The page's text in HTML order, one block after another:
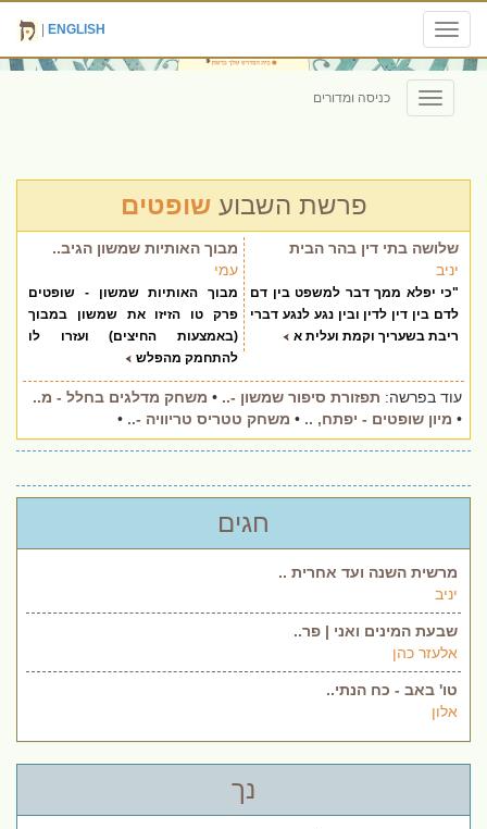
Toggle
navigation
ENGLISH
Toggle
navigation
כניסה ומדורים
פרשת השבועשופטים
שלושה בתי דין בהר הבית
יניב
"כי יפלא ממך דבר למשפט בין דם
לדם בין דין לדין ובין נגע לנגע דברי
ריבת בשעריך וקמת ועלית א
מבוך האותיות שמשון הגיב..
עמי
מבוך האותיות שמשון - שופטים
פרק טו הזיזו את שמשון במבוך
(באמצעות החיצים) ועזרו לו
להתחמק מהפלש
עוד בפרשה: תפזורת סיפור שמשון -.. • משחק מדלגים בחלל - מ..
• מיון שופטים - יפתח, .. • משחק טטריס טריוויה -.. •
חגים
מרשית השנה ועד אחרית ..
יניב
שבעת המינים ואני | פר..
אלעזר כהן
טו' באב - כח הנתי..
אלון
נך